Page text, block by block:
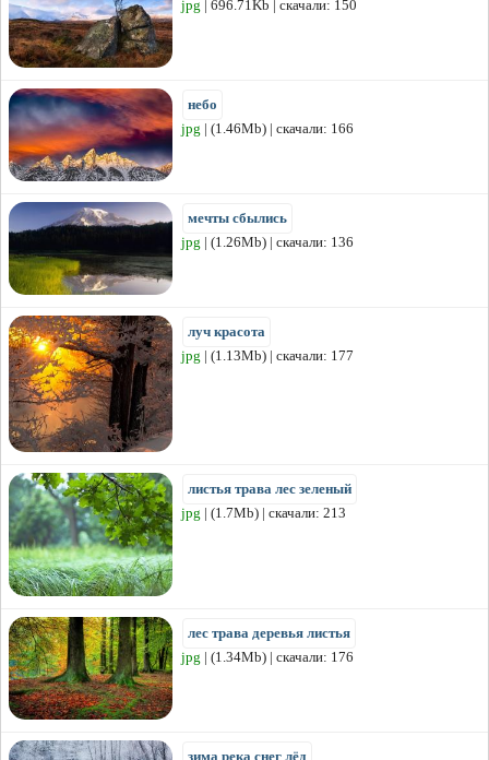
jpg | 696.71Kb | скачали: 150
небо
jpg | (1.46Mb) | скачали: 166
мечты сбылись
jpg | (1.26Mb) | скачали: 136
луч красота
jpg | (1.13Mb) | скачали: 177
листья трава лес зеленый
jpg | (1.7Mb) | скачали: 213
лес трава деревья листья
jpg | (1.34Mb) | скачали: 176
зима река снег лёд